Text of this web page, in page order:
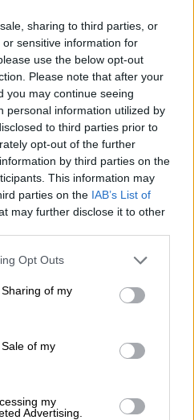
sharing to third parties, or
sensitive information for
use the below opt-out
Please note that after your
you may continue seeing
personal information utilized by
to third parties prior to
opt-out of the further
by third parties on the
This information may
parties on the IAB’s List of
may further disclose it to other
app uses one or more Google
behaviour. You may click to
and its third-party tags to
purposes in below Google
Opt Outs
of my
of my
my
Advertising.
November 3,
είκοσι χιλιάδες
χωρίς
σχολεία θα
λόγω, κυρίως, των
με πρωτεύουσα τη
φουρτουνιασμένης
μεγάλα κύματα, ο
Τότι ζήτησε από
πλησιάζουν στην